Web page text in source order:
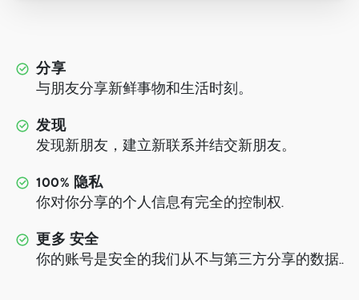
分享
与朋友分享新鲜事物和生活时刻。
发现
发现新朋友，建立新联系并结交新朋友。
100% 隐私
你对你分享的个人信息有完全的控制权.
更多 安全
你的账号是安全的我们从不与第三方分享的数据..